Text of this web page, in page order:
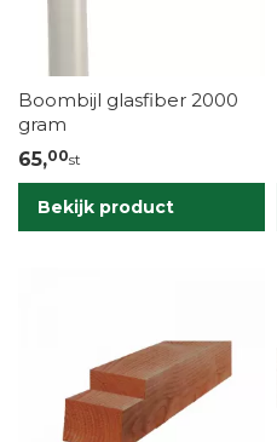
Boombijl glasfiber 2000
gram
65,00st
Bekijk product